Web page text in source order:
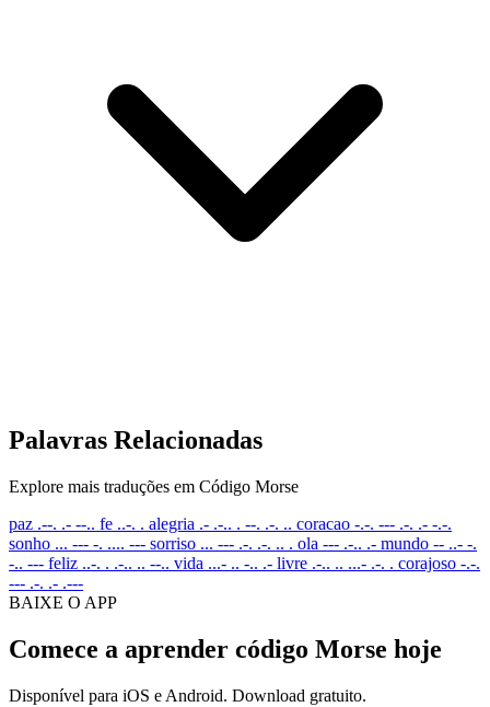
Palavras Relacionadas
Explore mais traduções em Código Morse
paz .--. .- --.. fe ..-. . alegria .- .-.. . --. .-. .. coracao -.-. --- .-. .- -.-.
sonho ... --- -. .... --- sorriso ... --- .-. .-. .. . ola --- .-.. .- mundo -- ..- -.
-.. --- feliz ..-. . .-.. .. --.. vida ...- .. -.. .- livre .-.. .. ...- .-. . corajoso -.-.
--- .-. .- .---
BAIXE O APP
Comece a aprender código Morse hoje
Disponível para iOS e Android. Download gratuito.